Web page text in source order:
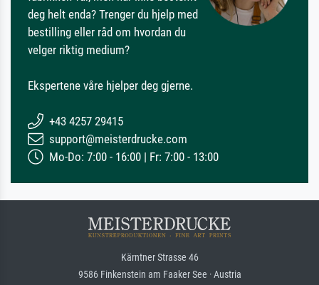
deg helt enda? Trenger du hjelp med
bestilling eller råd om hvordan du
velger riktig medium?
Ekspertene våre hjelper deg gjerne.
+43 4257 29415
support@meisterdrucke.com
Mo-Do: 7:00 - 16:00 | Fr: 7:00 - 13:00
Kärntner Strasse 46
9586 Finkenstein am Faaker See · Austria